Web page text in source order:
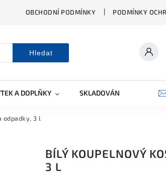
OBCHODNÍ PODMÍNKY PODMÍNKY
Hledat
A DOPLŇKY SKLADOVÁNÍ A ČIŠTĚNÍ
odpadky, 3 l
BÍLÝ KOUPELNOVÝ
3 L